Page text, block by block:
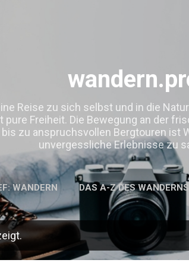
Reise zu sich selbst und in die
Freiheit. Die Bewegung an der
zu anspruchsvollen Bergtouren ist
unvergessliche Erlebnisse zu
WANDERN DAS A-Z DES